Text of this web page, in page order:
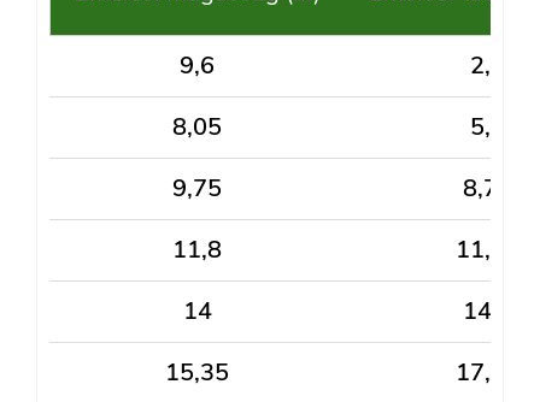
9,6
2,7
8,05
5,2
9,75
8,75
11,8
11,85
14
14,5
15,35
17,85